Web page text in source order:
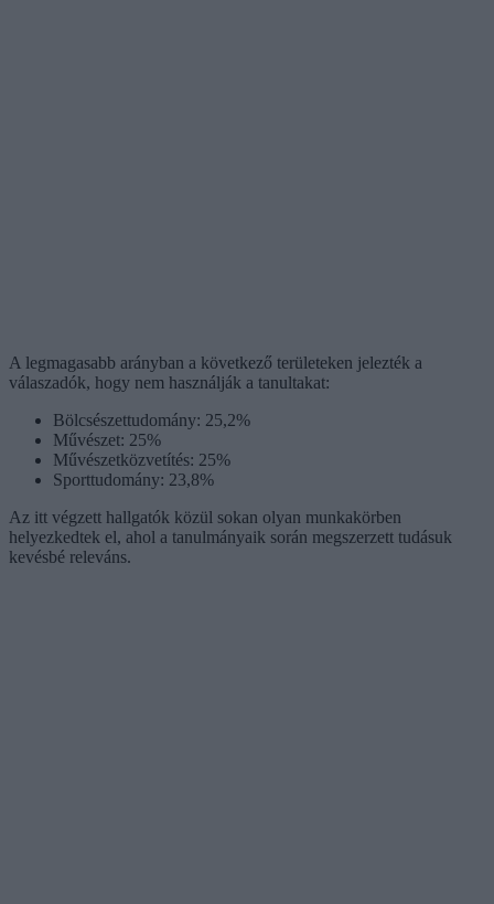
A legmagasabb arányban a következő területeken jelezték a
válaszadók, hogy nem használják a tanultakat:
Bölcsészettudomány: 25,2%
Művészet: 25%
Művészetközvetítés: 25%
Sporttudomány: 23,8%
Az itt végzett hallgatók közül sokan olyan munkakörben
helyezkedtek el, ahol a tanulmányaik során megszerzett tudásuk
kevésbé releváns.